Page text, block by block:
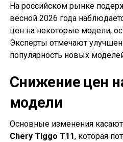
На российском рынке
весной 2026 года
цен на некоторые модели,
Эксперты отмечают
популярность новых
Снижение цен
модели
Основные изменения
Chery Tiggo T11, которая